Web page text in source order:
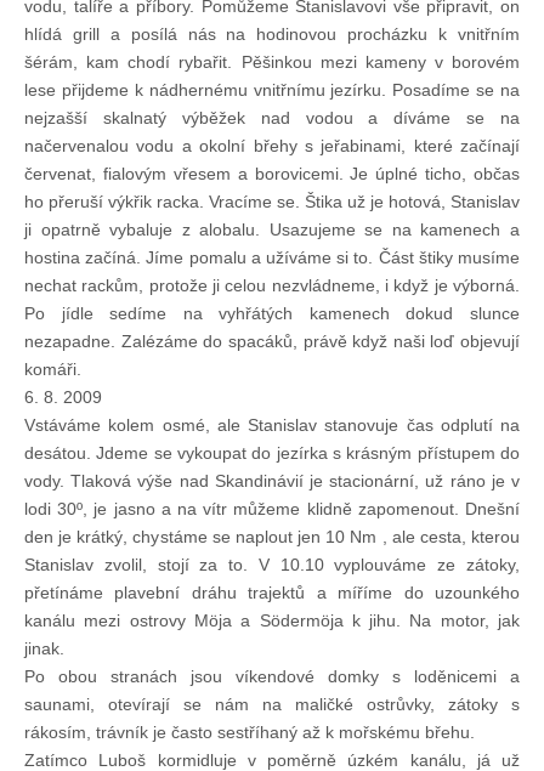
vodu, talíře a příbory. Pomůžeme Stanislavovi vše připravit, on
hlídá grill a posílá nás na hodinovou procházku k vnitřním
šérám, kam chodí rybařit. Pěšinkou mezi kameny v borovém
lese přijdeme k nádhernému vnitřnímu jezírku. Posadíme se na
nejzašší skalnatý výběžek nad vodou a díváme se na
načervenalou vodu a okolní břehy s jeřabinami, které začínají
červenat, fialovým vřesem a borovicemi. Je úplné ticho, občas
ho přeruší výkřik racka. Vracíme se. Štika už je hotová, Stanislav
ji opatrně vybaluje z alobalu. Usazujeme se na kamenech a
hostina začíná. Jíme pomalu a užíváme si to. Část štiky musíme
nechat rackům, protože ji celou nezvládneme, i když je výborná.
Po jídle sedíme na vyhřátých kamenech dokud slunce
nezapadne. Zalézáme do spacáků, právě když naši loď objevují
komáři.
6. 8. 2009
Vstáváme kolem osmé, ale Stanislav stanovuje čas odplutí na
desátou. Jdeme se vykoupat do jezírka s krásným přístupem do
vody. Tlaková výše nad Skandinávií je stacionární, už ráno je v
lodi 30º, je jasno a na vítr můžeme klidně zapomenout. Dnešní
den je krátký, chystáme se naplout jen 10 Nm , ale cesta, kterou
Stanislav zvolil, stojí za to. V 10.10 vyplouváme ze zátoky,
přetínáme plavební dráhu trajektů a míříme do uzounkého
kanálu mezi ostrovy Möja a Södermöja k jihu. Na motor, jak
jinak.
Po obou stranách jsou víkendové domky s loděnicemi a
saunami, otevírají se nám na maličké ostrůvky, zátoky s
rákosím, trávník je často sestříhaný až k mořskému břehu.
Zatímco Luboš kormidluje v poměrně úzkém kanálu, já už